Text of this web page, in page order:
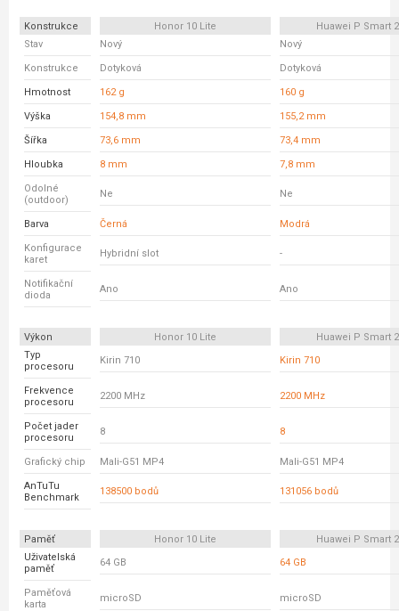
Konstrukce Honor 10 Lite
Huawei P Smart
Stav
Nový Nový
Konstrukce Dotyková Dotyková
Hmotnost 162 g 160 g
Výška 154,8 mm 155,2 mm
Šířka 73,6 mm 73,4 mm
Hloubka 8 mm 7,8 mm
Odolné
(outdoor)
Ne Ne
Barva Černá Modrá
Konfigurace
karet
Hybridní slot -
Notifikační
dioda
Ano Ano
Výkon Honor 10 Lite
Huawei P Smart
Typ
procesoru
Kirin 710 Kirin 710
Frekvence
procesoru
2200 MHz 2200 MHz
Počet jader
procesoru
8 8
Grafický chip Mali-G51 MP4 Mali-G51 MP4
AnTuTu
Benchmark
138500 bodů 131056 bodů
Paměť Honor 10 Lite
Huawei P Smart
Uživatelská
paměť
64 GB 64 GB
Paměťová
karta
microSD microSD